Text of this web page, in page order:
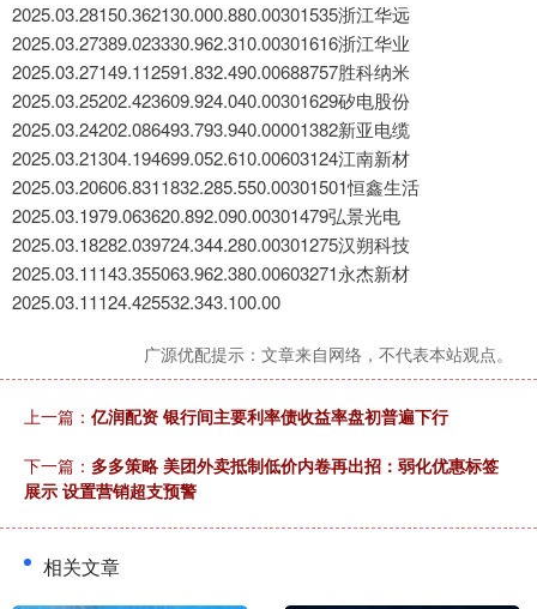
2025.03.28150.362130.000.880.00301535浙江华远
2025.03.27389.023330.962.310.00301616浙江华业
2025.03.27149.112591.832.490.00688757胜科纳米
2025.03.25202.423609.924.040.00301629矽电股份
2025.03.24202.086493.793.940.00001382新亚电缆
2025.03.21304.194699.052.610.00603124江南新材
2025.03.20606.8311832.285.550.00301501恒鑫生活
2025.03.1979.063620.892.090.00301479弘景光电
2025.03.18282.039724.344.280.00301275汉朔科技
2025.03.11143.355063.962.380.00603271永杰新材
2025.03.11124.425532.343.100.00
广源优配提示：文章来自网络，不代表本站观点。
上一篇： 亿润配资 银行间主要利率债收益率盘初普遍下行
下一篇： 多多策略 美团外卖抵制低价内卷再出招：弱化优惠标签
展示 设置营销超支预警
相关文章